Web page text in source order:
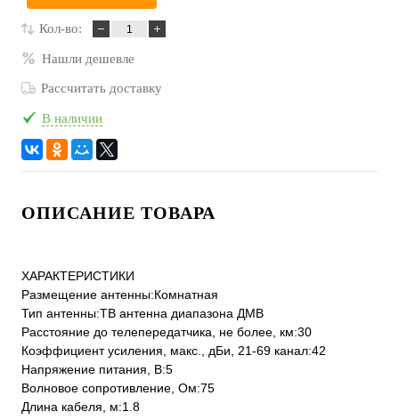
Кол-во:
Нашли дешевле
Рассчитать доставку
В наличии
ОПИСАНИЕ ТОВАРА
ХАРАКТЕРИСТИКИ
Размещение антенны:Комнатная
Тип антенны:ТВ антенна диапазона ДМВ
Расстояние до телепередатчика, не более, км:30
Коэффициент усиления, макс., дБи, 21-69 канал:42
Напряжение питания, В:5
Волновое сопротивление, Ом:75
Длина кабеля, м:1.8